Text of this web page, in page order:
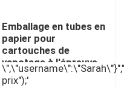
Emballage en tubes en
papier pour
cartouches de
vapotage à l'épreuve
des enfants 510
prix");'